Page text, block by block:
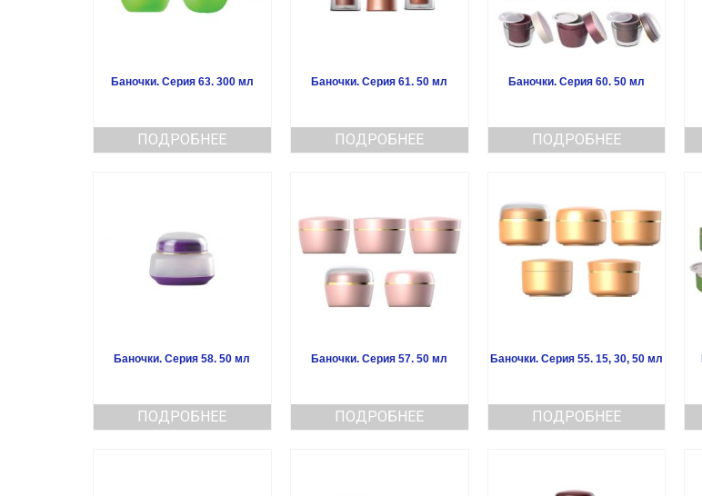
Баночки. Серия 63. 300 мл
ПОДРОБНЕЕ
Баночки. Серия 61. 50 мл
ПОДРОБНЕЕ
Баночки. Серия 60. 50 мл
ПОДРОБНЕЕ
Баночки. Серия 58. 50 мл
ПОДРОБНЕЕ
Баночки. Серия 57. 50 мл
ПОДРОБНЕЕ
Баночки. Серия 55. 15, 30, 50 мл
ПОДРОБНЕЕ